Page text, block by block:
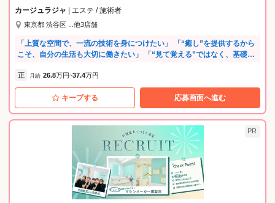
カージュラジャ | エステ / 施術者
東京都 渋谷区 ...他3店舗
「上質な空間で、一流の技術を身につけたい」 「“癒し”を提供するから
こそ、自分の生活も大切に働きたい」 「“見て覚える”ではなく、基礎か
まっすぐ応えるのが〈カージュラジャ〉です。 入社後すぐに始まるの
は、業界では類を見ないほど手厚く体系化された“年単位”の研修。 座学
はもちろん、専任トレーナーからの研修など、約9カ月かけてボディメニ
ューをじっくり習得。さらに2～3年をかけてフェイシャル・ブライダ
ル…全技術の習得を目指します。 手厚いサポートのもと、“本物のプ
ロ”を目指せる環境が整っています。 《カージュラジャで働く5つの魅
やリンパマッサージとは異なり、経絡・気血水のバランスを整える「ス
イナマッサージ」を提供。 東洋医学に基づいた独自の技術は、“ただ気
持ちいい”だけでなく、お悩みの根本改善を目指します。 【POINT2：全
室スイート仕様の非日常ラグジュアリー】 高級ホテルや百貨店に構える
店舗は、受付から施術ルーム、サウナ、メイクスペースまで、上質さに
正 月給 26.8万円~37.4万円
キープする 応募画面へ進む
PR